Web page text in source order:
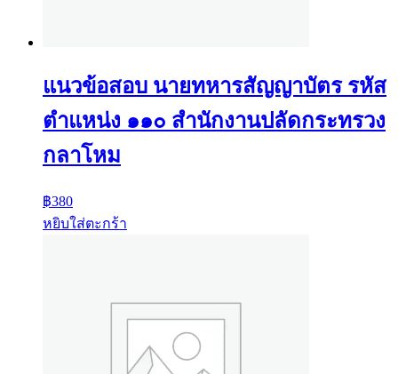
แนวข้อสอบ นายทหารสัญญาบัตร รหัส
ตำแหน่ง ๑๑๐ สำนักงานปลัดกระทรวง
กลาโหม
฿380
หยิบใส่ตะกร้า